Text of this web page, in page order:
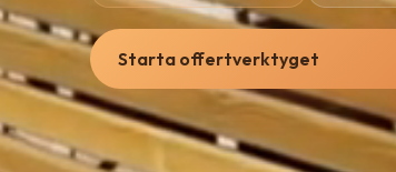
Starta offertverktyget